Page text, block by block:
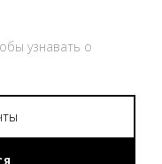
узнавать о